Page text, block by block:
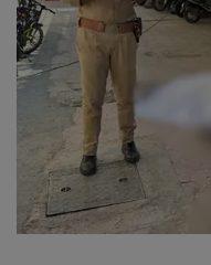
About Author
Contact
Dipotsav Special
આંતરરાષ્ટ્રીય
રાષ્ટ્રીય